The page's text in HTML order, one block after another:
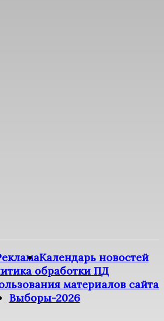
Календарь новостей
обработки ПД
материалов сайта
Выборы-2026